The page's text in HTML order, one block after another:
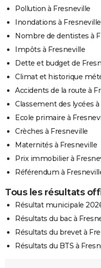
Pollution à Fresneville
Inondations à Fresneville
Nombre de dentistes à
Impôts à Fresneville
Dette et budget de
Climat et historique
Accidents de la route à
Classement des lycées
Ecole primaire à
Crèches à Fresneville
Maternités à Fresneville
Prix immobilier à
Référendum à
Tous les résultats
Résultat municipale
Résultats du bac à
Résultats du brevet à
Résultats du BTS à